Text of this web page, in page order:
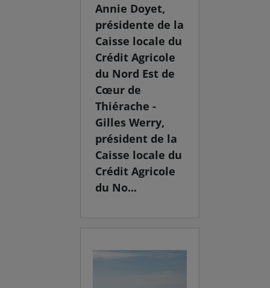
Annie Doyet,
présidente de la
Caisse locale du
Crédit Agricole
du Nord Est de
Cœur de
Thiérache -
Gilles Werry,
président de la
Caisse locale du
Crédit Agricole
du No...